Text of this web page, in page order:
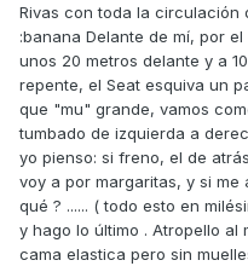
Rivas con toda la circulación
:banana Delante de mí, por
unos 20 metros delante y a
repente, el Seat esquiva un
que "mu" grande, vamos
tumbado de izquierda a
yo pienso: si freno, el de
voy a por margaritas, y si me
qué ? ...... ( todo esto en
y hago lo último . Atropello al
cama elastica pero sin